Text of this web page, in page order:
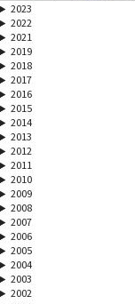
2023
2022
2021
2019
2018
2017
2016
2015
2014
2013
2012
2011
2010
2009
2008
2007
2006
2005
2004
2003
2002